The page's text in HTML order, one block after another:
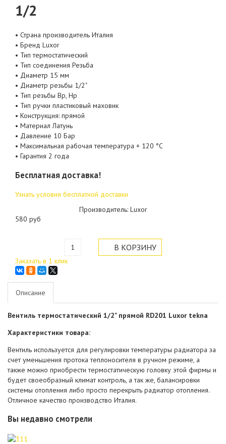
1/2
• Страна производитель Италия
• Бренд Luxor
• Тип термостатический
• Тип соединения Резьба
• Диаметр 15 мм
• Диаметр резьбы 1/2"
• Тип резьбы Вр, Нр
• Тип ручки пластиковый маховик
• Конструкция: прямой
• Материал Латунь
• Давление 10 Бар
• Максимальная рабочая температура + 120 °C
• Гарантия 2 года
Бесплатная доставка!
Узнать условия бесплатной доставки
Производитель: Luxor
580 руб
Заказать в 1 клик
Описание
Вентиль термостатический 1/2" прямой RD201 Luxor tekna
Характеристики товара:
Вентиль используется для регулировки температуры радиатора за
счет уменьшения протока теплоносителя в ручном режиме, а
также можно приобрести термостатическую головку этой фирмы и
будет своеобразный климат контроль, а так же, балансировки
системы отопления либо просто перекрыть радиатор отопления.
Отличное качество производство Италия.
Вы недавно смотрели